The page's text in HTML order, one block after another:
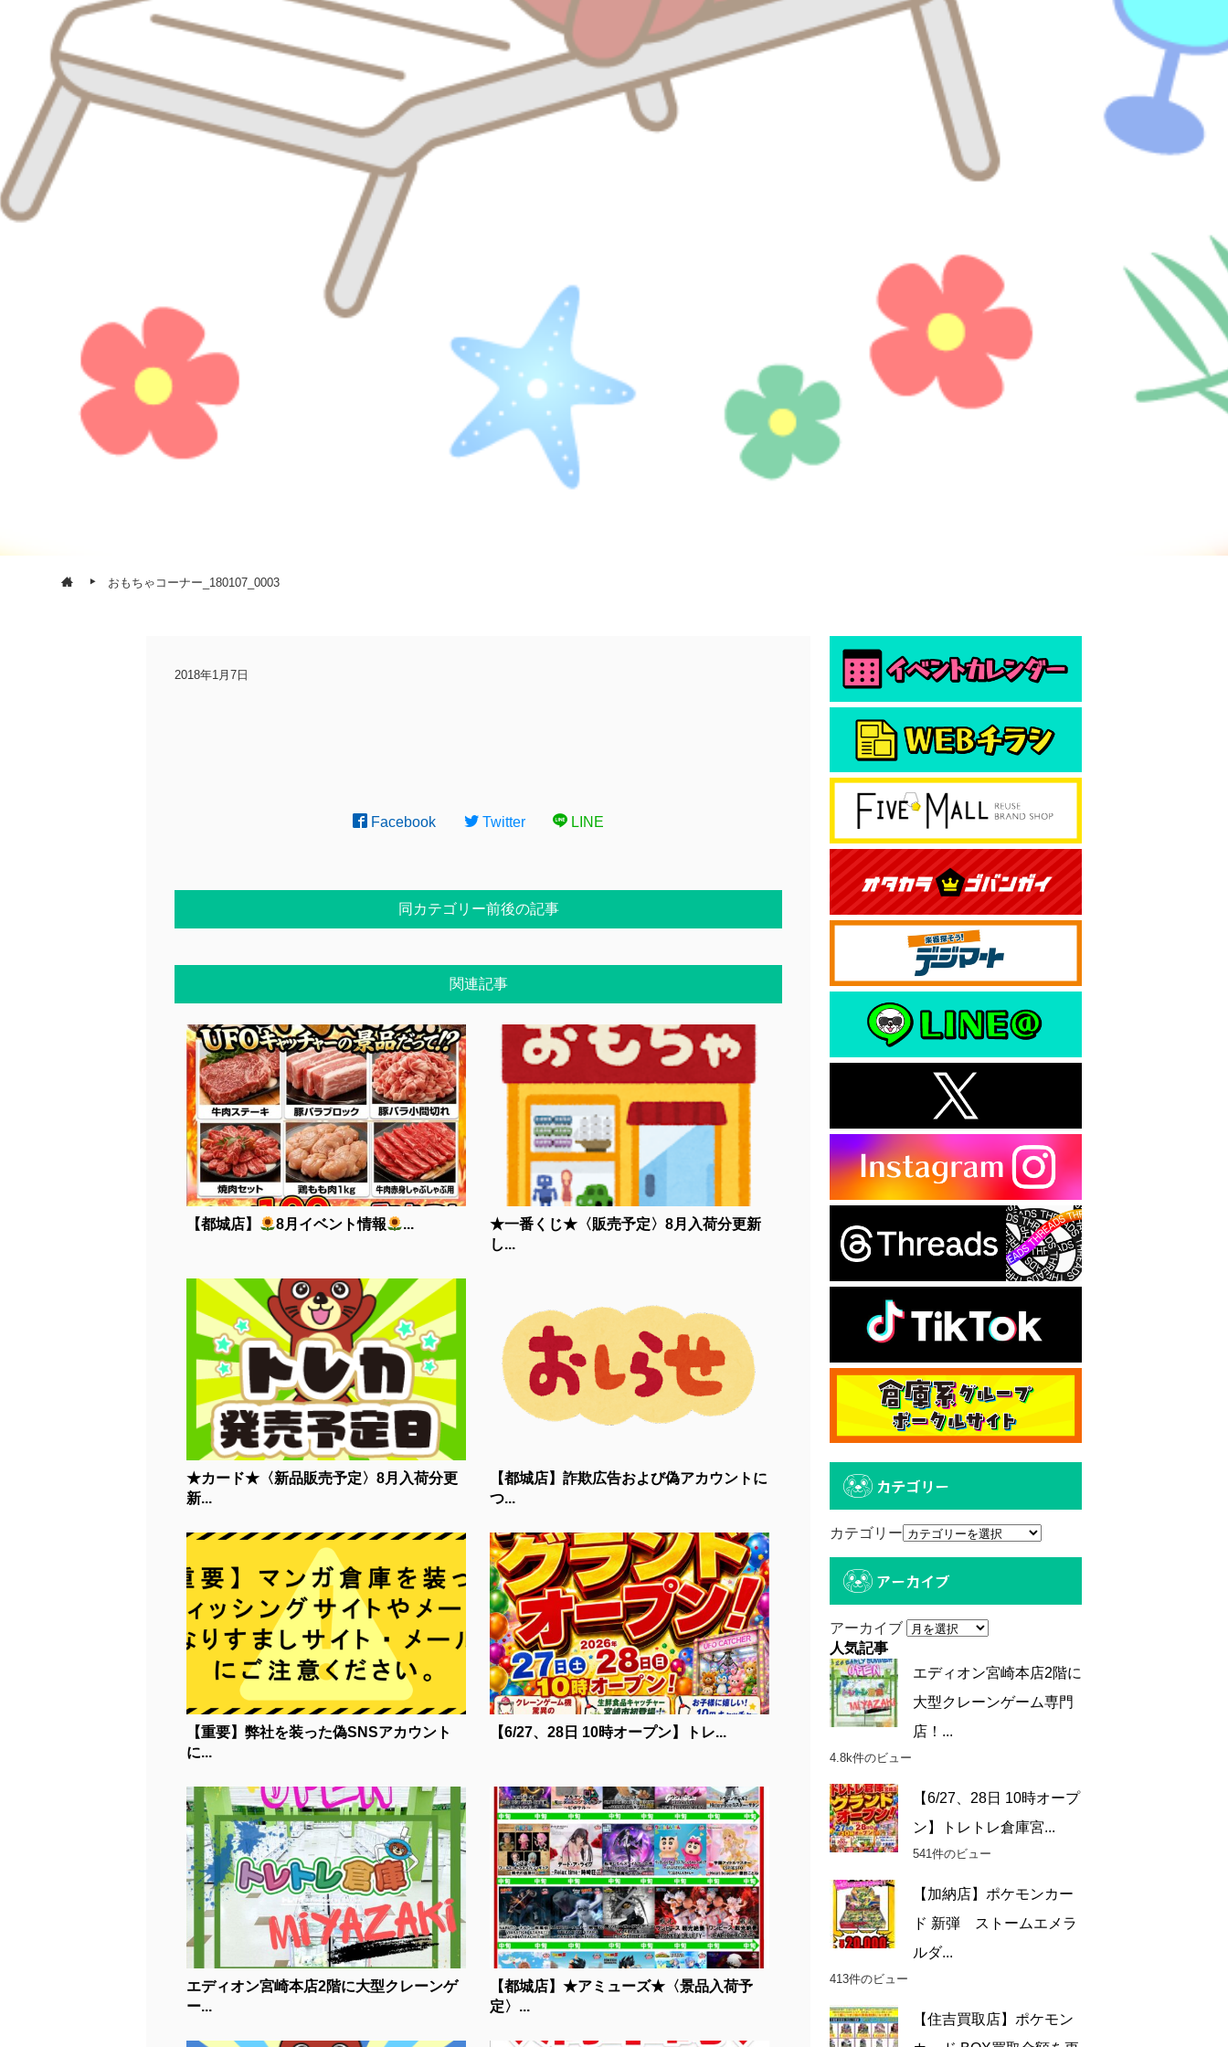
おもちゃコーナー_180107_0003
2018年1月7日
Facebook Twitter LINE
同カテゴリー前後の記事
関連記事
【都城店】 8月イベント情報 ...
★一番くじ★〈販売予定〉8月入荷分更新
し...
★カード★〈新品販売予定〉8月入荷分更
新...
【都城店】詐欺広告および偽アカウントに
つ...
【重要】弊社を装った偽SNSアカウント
に...
【6/27、28日 10時オープン】トレ...
エディオン宮崎本店2階に大型クレーンゲ
ー...
【都城店】★アミューズ★〈景品入荷予
定〉...
カテゴリー
カテゴリー
アーカイブ
アーカイブ
人気記事
エディオン宮崎本店2階に
大型クレーンゲーム専門
店！...
4.8k件のビュー
【6/27、28日 10時オープ
ン】トレトレ倉庫宮...
541件のビュー
【加納店】ポケモンカー
ド 新弾 ストームエメラ
ルダ...
413件のビュー
【住吉買取店】ポケモン